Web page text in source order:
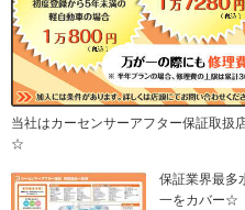
当社はカーセンサーアフター保証取扱
☆
保証業界最多
一をカバー☆